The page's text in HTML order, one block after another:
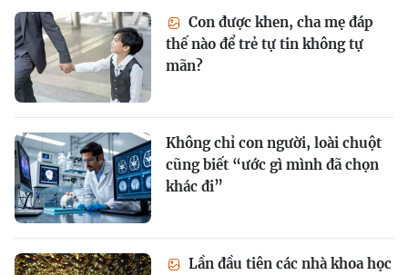
Con được khen, cha mẹ đáp
thế nào để trẻ tự tin không tự
mãn?
Không chỉ con người, loài chuột
cũng biết “ước gì mình đã chọn
khác đi”
Lần đầu tiên các nhà khoa học